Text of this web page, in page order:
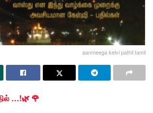
aanmeega kelvi pathil tamil
…!🌿 🌹